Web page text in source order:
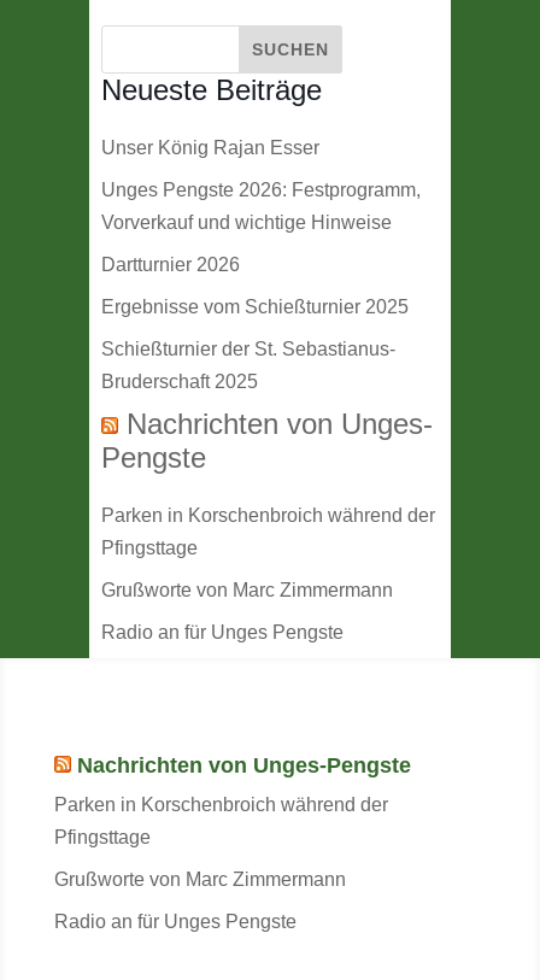
Neueste Beiträge
Unser König Rajan Esser
Unges Pengste 2026: Festprogramm,
Vorverkauf und wichtige Hinweise
Dartturnier 2026
Ergebnisse vom Schießturnier 2025
Schießturnier der St. Sebastianus-
Bruderschaft 2025
Nachrichten von Unges-
Pengste
Parken in Korschenbroich während der
Pfingsttage
Grußworte von Marc Zimmermann
Radio an für Unges Pengste
Nachrichten von Unges-Pengste
Parken in Korschenbroich während der
Pfingsttage
Grußworte von Marc Zimmermann
Radio an für Unges Pengste